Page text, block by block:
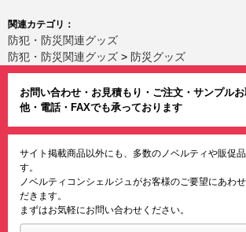
関連カテゴリ：
防犯・防災関連グッズ
防犯・防災関連グッズ > 防災グッズ
お問い合わせ・お見積もり・ご注文・サンプル
他・電話・FAXでも承っております
サイト掲載商品以外にも、多数のノベルティや販促
す。
ノベルティコンシェルジュがお客様のご要望にあわ
だきます。
まずはお気軽にお問い合わせください。